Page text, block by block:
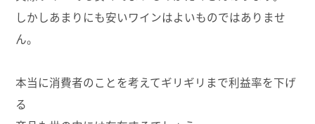
しかしあまりにも安いワインはよいものではありませ
ん。
本当に消費者のことを考えてギリギリまで利益率を下げ
る